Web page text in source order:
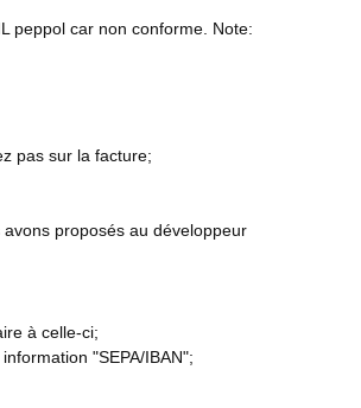
peppol car non conforme. Note:
pas sur la facture;
proposés au développeur
à celle-ci;
"SEPA/IBAN";